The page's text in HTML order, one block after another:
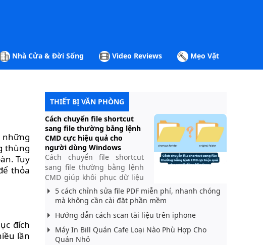
Nhà Cửa & Đời Sống Video Reviews Mẹo Vặt
những
thùng
Tuy
thỏa
đích
lần
THIẾT BỊ VĂN PHÒNG
Cách chuyển file shortcut
sang file thường bằng lệnh
CMD cực hiệu quả cho
người dùng Windows
Cách chuyển file shortcut
sang file thường bằng lệnh
CMD giúp khôi phục dữ liệu
bị ẩn do virus nhanh chóng,
an toàn và hiệu quả trên
Windows 7, 10, 11 chỉ trong
vài bước đơn giản.
5 cách chỉnh sửa file PDF miễn phí, nhanh chóng
mà không cần cài đặt phần mềm
Hướng dẫn cách scan tài liệu trên iphone
Máy In Bill Quán Cafe Loại Nào Phù Hợp Cho
Quán Nhỏ